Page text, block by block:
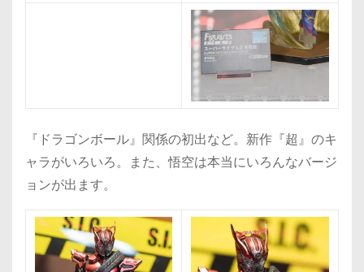
『ドラゴンボール』関係の初出など。新作『超』のキ
ャラがいろいろ。また、悟空は本当にいろんなバージ
ョンが出ます。